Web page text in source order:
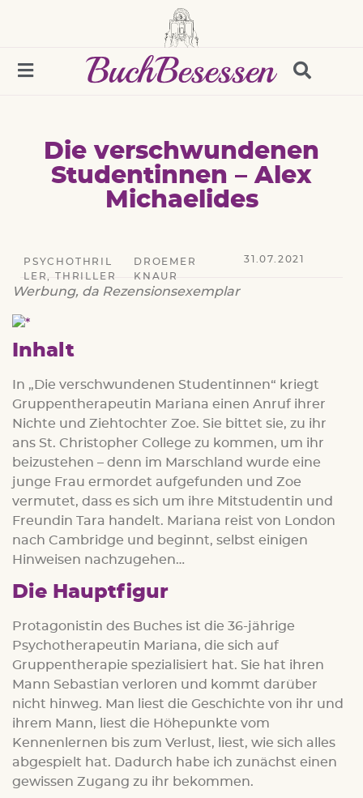
Die verschwundenen
Studentinnen – Alex
Michaelides
PSYCHOTHRIL
LER
THRILLER
DROEMER
KNAUR
31.07.2021
Werbung, da Rezensionsexemplar
Inhalt
In „Die verschwundenen Studentinnen“ kriegt
Gruppentherapeutin Mariana einen Anruf ihrer
Nichte und Ziehtochter Zoe. Sie bittet sie, zu ihr
ans St. Christopher College zu kommen, um ihr
beizustehen – denn im Marschland wurde eine
junge Frau ermordet aufgefunden und Zoe
vermutet, dass es sich um ihre Mitstudentin und
Freundin Tara handelt. Mariana reist von London
nach Cambridge und beginnt, selbst einigen
Hinweisen nachzugehen…
Die Hauptfigur
Protagonistin des Buches ist die 36-jährige
Psychotherapeutin Mariana, die sich auf
Gruppentherapie spezialisiert hat. Sie hat ihren
Mann Sebastian verloren und kommt darüber
nicht hinweg. Man liest die Geschichte von ihr und
ihrem Mann, liest die Höhepunkte vom
Kennenlernen bis zum Verlust, liest, wie sich alles
abgespielt hat. Dadurch habe ich zunächst einen
gewissen Zugang zu ihr bekommen.